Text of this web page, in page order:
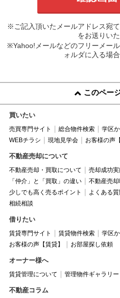
※ご記入頂いたメールアドレス宛
をお送りいた
※Yahoo!メールなどのフリーメー
ォルダに入る場
このペー
買いたい
売買専門サイト 総合物件検索 学区
WEBチラシ
現地見学会 お客様の声
不動産売却について
不動産売却・買取について 売却成功
「仲介」と「買取」の違い
不動産売
少しでも高く売るポイント
よくある質
相続相談
借りたい
賃貸専門サイト 賃貸物件検索 学区
お客様の声【賃貸】
お部屋探し依頼
オーナー様へ
賃貸管理について 管理物件ギャラリー
不動産コラム